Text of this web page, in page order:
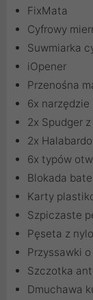
FixMata
Cyfrowy
Suwmiarka
iOpener
Przenośna
6x
2x Spudger
2x
6x typów
Blokada
Karty
Szpiczaste
Pęseta z
Przyssawki
Szczotka
Dmuchawa